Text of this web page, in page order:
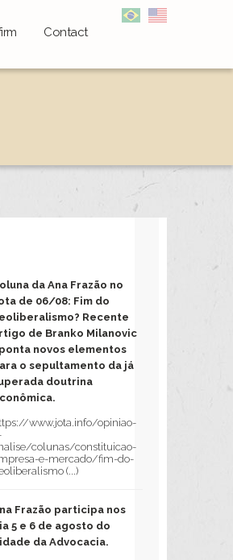
Contact
da Ana Frazão no
de 06/08: Fim do
Recente
de Branko Milanovic
novos elementos
o sepultamento da já
doutrina
www.jota.info/opiniao-
colunas/constituicao-
e-mercado/fim-do-
(...)
Frazão participa nos
5 e 6 de agosto do
da Advocacia.